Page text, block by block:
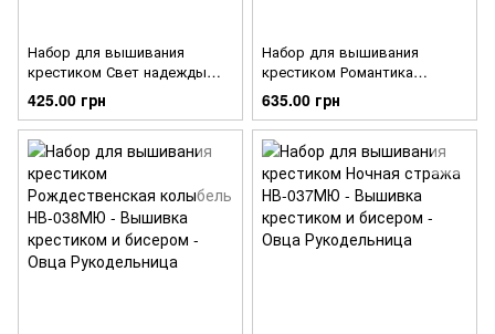
Набор для вышивания
крестиком Свет надежды
НВ-040МЮ
425.00 грн
Набор для вышивания
крестиком Романтика
НВ-039МЮ
635.00 грн